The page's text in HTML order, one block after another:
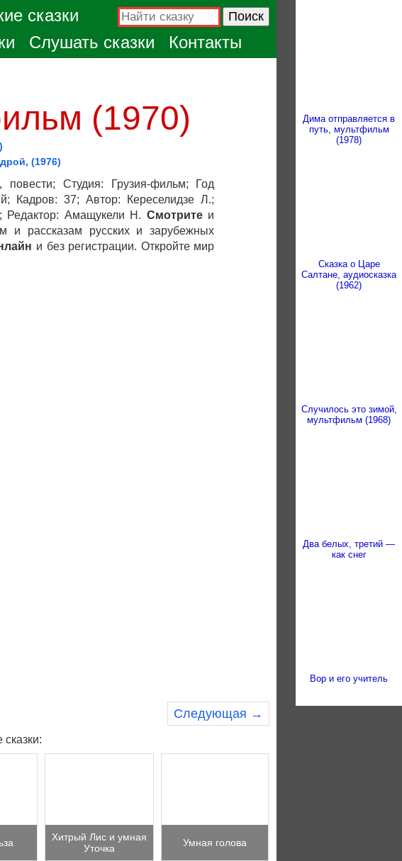
Дима отправляется в
путь, мультфильм
(1978)
Сказка о Царе
Салтане, аудиосказка
(1962)
Случилось это зимой,
мультфильм (1968)
Два белых, третий —
как снег
Вор и его учитель
сказки
Слушать сказки Контакты
(1970)
(1976)
повести; Студия: Грузия-фильм; Год
Кадров: 37; Автор: Кереселидзе Л.;
Редактор: Амащукели Н. Смотритеи
и рассказам русских и зарубежных
и без регистрации. Откройте мир
Следующая →
Хитрый Лис и умная
Уточка
Умная голова